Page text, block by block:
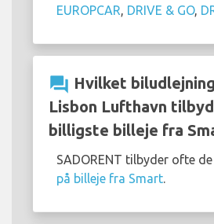
EUROPCAR, DRIVE & GO,
question_answer Hvilket
Lisbon Lufthavn
billigste billeje fra
SADORENT tilbyder ofte de
på billeje fra Smart.